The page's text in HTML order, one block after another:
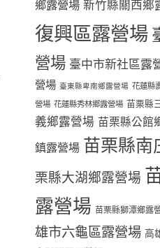
鄉露營場 新竹縣關西鄉
復興區露營場
營場 臺中市新社區露
營場 臺東縣卑南鄉露營場 花蓮縣
營場 花蓮縣秀林鄉露營場 苗栗縣
義鄉露營場 苗栗縣公館
鎮露營場 苗栗縣南
栗縣大湖鄉露營場
露營場 苗栗縣獅潭鄉露
雄市六龜區露營場 高